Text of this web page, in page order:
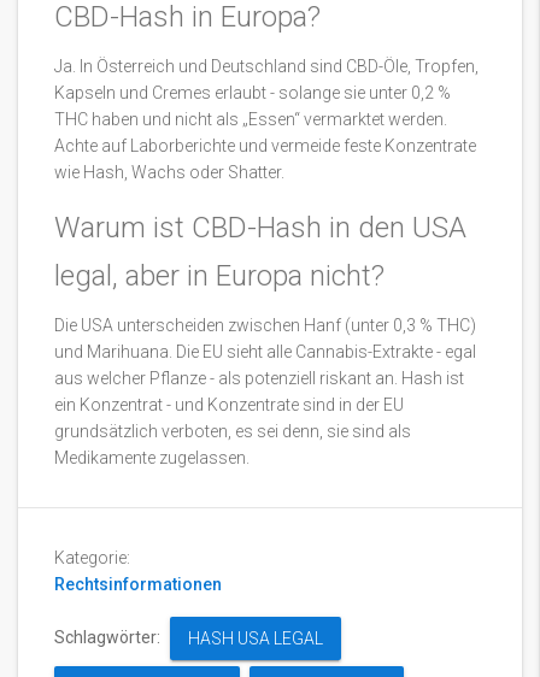
CBD-Hash in Europa?
Ja. In Österreich und Deutschland sind CBD-Öle, Tropfen,
Kapseln und Cremes erlaubt - solange sie unter 0,2 %
THC haben und nicht als „Essen“ vermarktet werden.
Achte auf Laborberichte und vermeide feste Konzentrate
wie Hash, Wachs oder Shatter.
Warum ist CBD-Hash in den USA
legal, aber in Europa nicht?
Die USA unterscheiden zwischen Hanf (unter 0,3 % THC)
und Marihuana. Die EU sieht alle Cannabis-Extrakte - egal
aus welcher Pflanze - als potenziell riskant an. Hash ist
ein Konzentrat - und Konzentrate sind in der EU
grundsätzlich verboten, es sei denn, sie sind als
Medikamente zugelassen.
Kategorie:
Rechtsinformationen
Schlagwörter: HASH USA LEGAL